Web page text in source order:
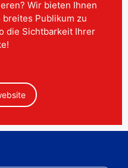
Wir bieten Ihnen
Publikum zu
die Sichtbarkeit Ihrer